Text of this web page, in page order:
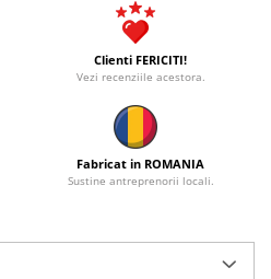
Clienti FERICITI!
Vezi recenziile acestora.
Fabricat in ROMANIA
Sustine antreprenorii locali.